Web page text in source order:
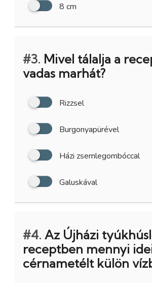
8 cm
#3. Mivel tálalja a
vadas marhát?
Rizzsel
Burgonyapürével
Házi zsemlegombóccal
Galuskával
#4. Az Újházi
receptben mennyi
cérnametélt külön